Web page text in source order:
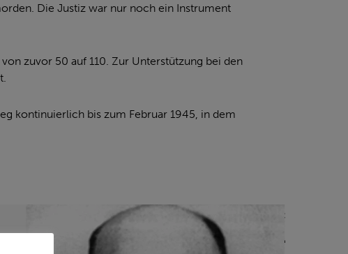
Die Justiz war nur noch ein Instrument
zuvor 50 auf 110. Zur Unterstützung bei den
kontinuierlich bis zum Februar 1945, in dem